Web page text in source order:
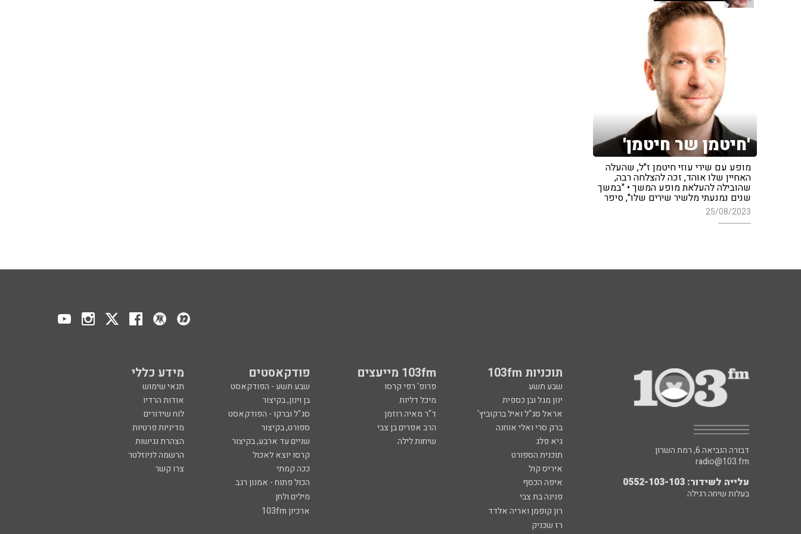
'חיטמן שר חיטמן'
מופע עם שירי עוזי חיטמן ז"ל, שהעלה
האחיין שלו אוהד, זכה להצלחה רבה,
שהובילה להעלאת מופע המשך • "במשך
שנים נמנעתי מלשיר שירים שלו", סיפר
25/08/2023
תוכניות 103fm 103fm מייעצים פודקאסטים מידע כללי
שבע תשע פרופ' רפי קרסו שבע תשע - הפודקאסט
תנאי שימוש
ינון מגל ובן כספית
מיכל דליות בן וינון, בקיצור
אודות הרדיו
אראל סג"ל ואיל ברקוביץ'
ד"ר מאיה רוזמן סג"ל וברקו - הפודקאסט
לוח שידורים
ברק סרי ואלי אוחנה
הרב אפרים בן צבי ספורט, בקיצור
מדיניות פרטיות
גיא פלג
שיחות לילה שניים עד ארבע, בקיצור
הצהרת נגישות
תוכנית הספורט
קרסו יוצא לאכול
הרשמה לניוזלטר
איריס קול
ככה קמתי
צרו קשר
איפה הכסף
הכול פתוח - אמנון רגב
פנינה בת צבי
מילים ולחן
רון קופמן ואריה אלדד
ארכיון 103fm
רז שכניק
דבורה הנביאה 6, רמת השרון
radio@103.fm
עלייה לשידור: 0552-103-103
בעלות שיחה רגילה